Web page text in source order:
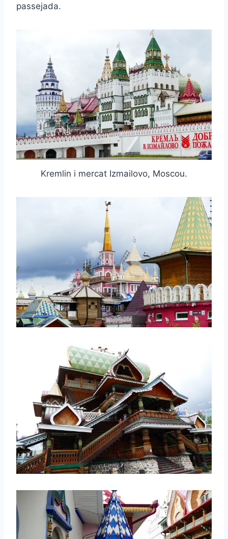
passejada.
Kremlin i mercat Izmailovo, Moscou.